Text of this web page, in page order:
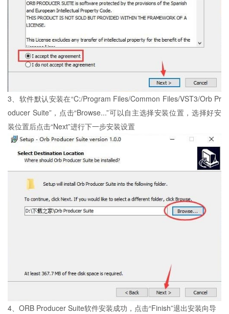
3、软件默认安装在“C:/Program Files/Common Files/VST3/Orb Pr
oducer Suite”，点击“Browse...”可以自主选择安装位置，选择好安
装位置后点击“Next”进行下一步安装设置
4、ORB Producer Suite软件安装成功，点击“Finish”退出安装向导